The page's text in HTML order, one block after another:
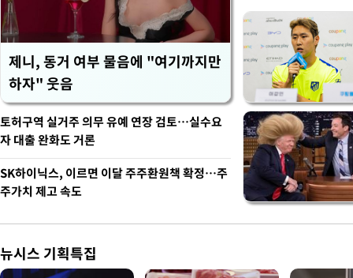
제니, 동거 여부 물음에 "여기까지만
하자" 웃음
토허구역 실거주 의무 유예 연장 검토…실수요
자 대출 완화도 거론
SK하이닉스, 이르면 이달 주주환원책 확정…주
주가치 제고 속도
뉴시스 기획특집